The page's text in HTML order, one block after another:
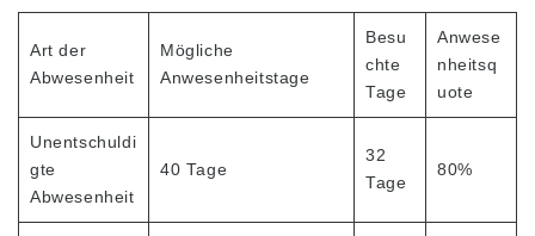
Visum
Studiengebühren für Inhaber von Nicht-
Studentenvisa (ESTA, e-Visa, etc.)
Studiengebühren für Kama’aina (U.S.
Staatsbürger oder Green Card Inhaber)
Studiengebühren für derzeitige Studenten
und Inhaber eines Studentenvisums (F-1
Visum)
Art der
Abwesenheit
Mögliche
Anwesenheitstage
Besu
chte
Tage
Anwese
nheitsq
uote
Unentschuldi
gte
Abwesenheit
40 Tage
32
Tage
80%